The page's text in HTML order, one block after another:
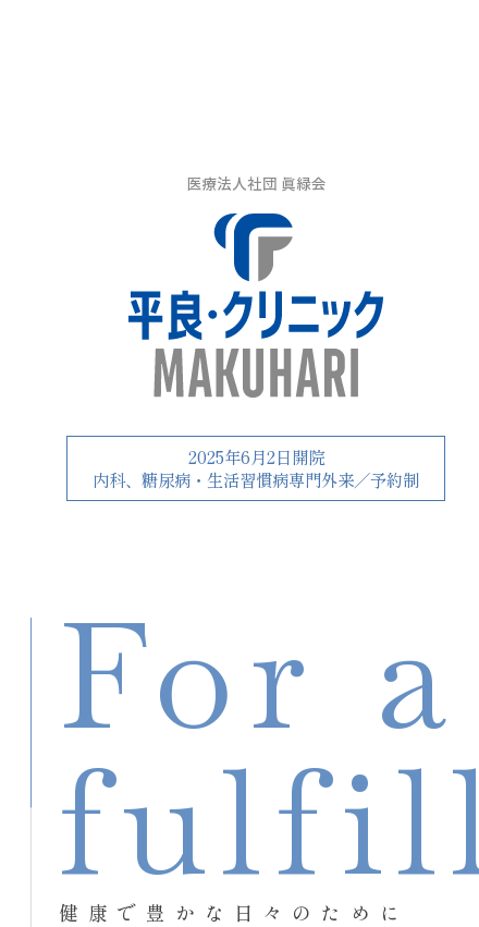
医療法人社団 眞緑会
2025年6月2日開院
内科、糖尿病・生活習慣病専門外来／予約制
For
健康で豊かな日々のために